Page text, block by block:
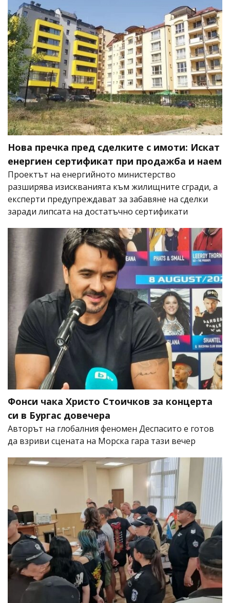
Нова пречка пред сделките с имоти: Искат
енергиен сертификат при продажба и наем
Проектът на енергийното министерство
разширява изискванията към жилищните сгради, а
експерти предупреждават за забавяне на сделки
заради липсата на достатъчно сертификати
Фонси чака Христо Стоичков за концерта
си в Бургас довечера
Авторът на глобалния феномен Деспасито е готов
да взриви сцената на Морска гара тази вечер